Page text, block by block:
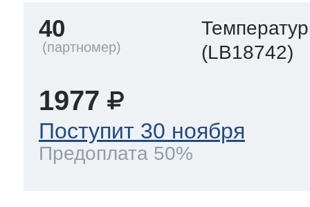
40
(LB18742)
1977
Поступит 30 ноября
Предоплата 50%